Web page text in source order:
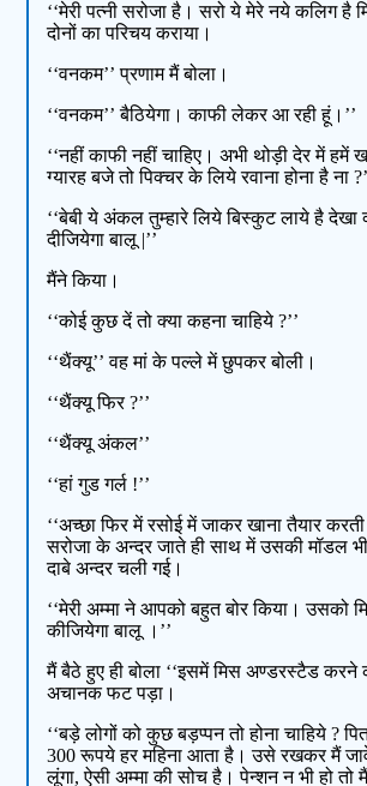
‘‘मेरी पत्नी सरोजा है। सरो ये मेरे नये कलिग है
दोनों का परिचय कराया।
‘‘वनकम’’ प्रणाम मैं बोला।
‘‘वनकम’’ बैठियेगा। काफी लेकर आ रही हूं।’’
‘‘नहीं काफी नहीं चाहिए। अभी थोड़ी देर में हमें
ग्यारह बजे तो पिक्चर के लिये रवाना होना है ना
‘‘बेबी ये अंकल तुम्हारे लिये बिस्कुट लाये है देखा
दीजियेगा बालू |’’
मैंने किया।
‘‘कोई कुछ दें तो क्या कहना चाहिये ?’’
‘‘थैंक्यू’’ वह मां के पल्ले में छुपकर बोली।
‘‘थैंक्यू फिर ?’’
‘‘थैंक्यू अंकल’’
‘‘हां गुड गर्ल !’’
‘‘अच्छा फिर में रसोई में जाकर खाना तैयार
सरोजा के अन्दर जाते ही साथ में उसकी मॉडल
दाबे अन्दर चली गई।
‘‘मेरी अम्मा ने आपको बहुत बोर किया। उसको
कीजियेगा बालू ।’’
मैं बैठे हुए ही बोला ‘‘इसमें मिस अण्डरस्टैड करने
अचानक फट पड़ा।
‘‘बड़े लोगों को कुछ बड़प्पन तो होना चाहिये ?
300 रूपये हर महिना आता है। उसे रखकर मैं
लूंगा, ऐसी अम्मा की सोच है। पेन्शन न भी हो तो